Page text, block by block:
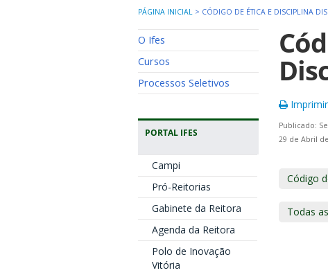
PÁGINA INICIAL > CÓDIGO DE ÉTICA E DISCIPLINA
O Ifes
Cursos
Processos Seletivos
PORTAL IFES
Campi
Pró-Reitorias
Gabinete da Reitora
Agenda da Reitora
Polo de Inovação
Vitória
Imprimir
Publicado:
29 de Abril
Código
Todas